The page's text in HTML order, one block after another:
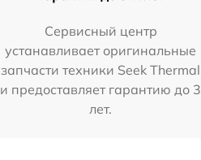
Сервисный центр
устанавливает оригинальные
запчасти техники Seek Thermal
и предоставляет гарантию до 3
лет.